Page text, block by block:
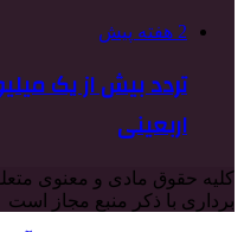
2 هفته پیش
اربعینی
کلیه حقوق مادی و معنوی
برداری با ذکر منبع مجاز است